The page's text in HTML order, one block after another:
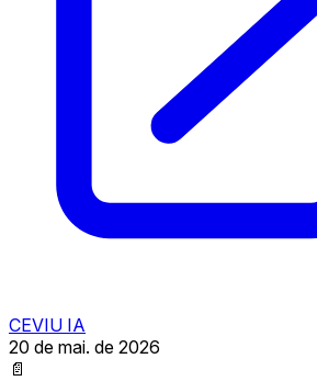
CEVIU IA
20 de mai. de 2026
📄